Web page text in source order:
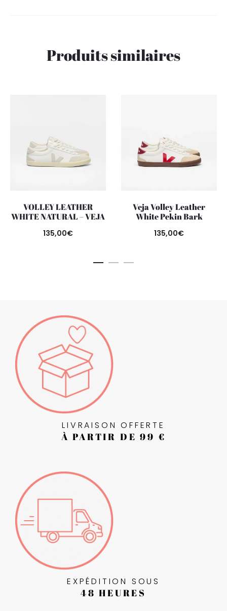
Produits similaires
VOLLEY LEATHER
WHITE NATURAL – VEJA
135,00€
Veja Volley Leather
White Pekin Bark
135,00€
LIVRAISON OFFERTE
À PARTIR DE 99 €
EXPÉDITION SOUS
48 HEURES